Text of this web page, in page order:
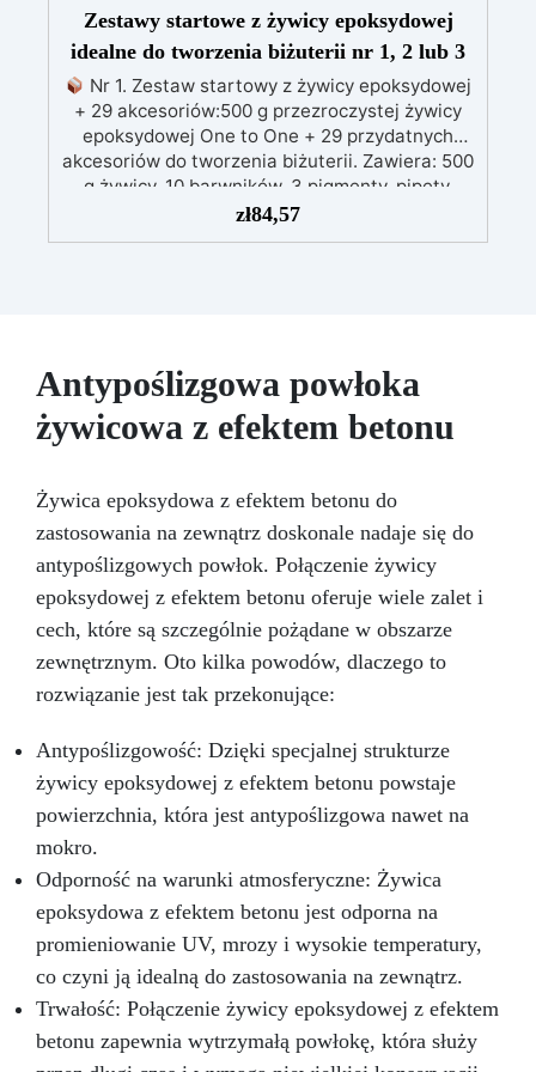
Zestawy startowe z żywicy epoksydowej
idealne do tworzenia biżuterii nr 1, 2 lub 3
Nr 1. Zestaw startowy z żywicy epoksydowej
+ 29 akcesoriów:500 g przezroczystej żywicy
epoksydowej One to One + 29 przydatnych
akcesoriów do tworzenia biżuterii. Zawiera: 500
g żywicy, 10 barwników, 3 pigmenty, pipety,
Nr 2. Zestaw startowy z żywicy epoksydowej
końcówki do miniwiertarki, ponad 100
elementów.
zł84,57
Antypoślizgowa powłoka
żywicowa z efektem betonu
Żywica epoksydowa z efektem betonu do
zastosowania na zewnątrz doskonale nadaje się do
antypoślizgowych powłok. Połączenie żywicy
epoksydowej z efektem betonu oferuje wiele zalet i
cech, które są szczególnie pożądane w obszarze
zewnętrznym. Oto kilka powodów, dlaczego to
rozwiązanie jest tak przekonujące:
Antypoślizgowość: Dzięki specjalnej strukturze
żywicy epoksydowej z efektem betonu powstaje
powierzchnia, która jest antypoślizgowa nawet na
mokro.
Odporność na warunki atmosferyczne: Żywica
epoksydowa z efektem betonu jest odporna na
promieniowanie UV, mrozy i wysokie temperatury,
co czyni ją idealną do zastosowania na zewnątrz.
Trwałość: Połączenie żywicy epoksydowej z efektem
betonu zapewnia wytrzymałą powłokę, która służy